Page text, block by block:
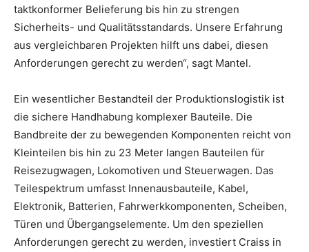
taktkonformer Belieferung bis hin zu strengen
Sicherheits- und Qualitätsstandards. Unsere Erfahrung
aus vergleichbaren Projekten hilft uns dabei, diesen
Anforderungen gerecht zu werden“, sagt Mantel.
Ein wesentlicher Bestandteil der Produktionslogistik ist
die sichere Handhabung komplexer Bauteile. Die
Bandbreite der zu bewegenden Komponenten reicht von
Kleinteilen bis hin zu 23 Meter langen Bauteilen für
Reisezugwagen, Lokomotiven und Steuerwagen. Das
Teilespektrum umfasst Innenausbauteile, Kabel,
Elektronik, Batterien, Fahrwerkkomponenten, Scheiben,
Türen und Übergangselemente. Um den speziellen
Anforderungen gerecht zu werden, investiert Craiss in